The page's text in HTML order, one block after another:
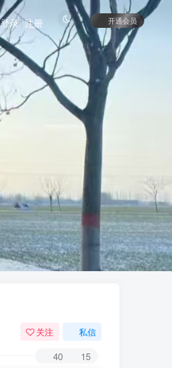
开通会员
登录 注册
关注 私信
40 15